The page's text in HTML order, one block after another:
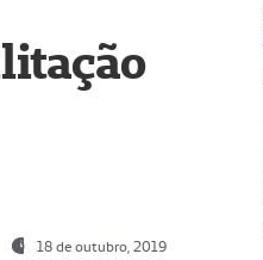
18 de outubro, 2019